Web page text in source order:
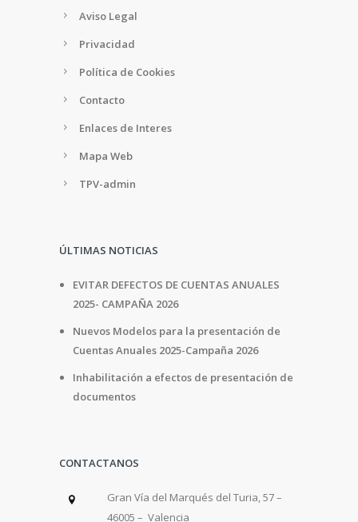
Aviso Legal
Privacidad
Política de Cookies
Contacto
Enlaces de Interes
Mapa Web
TPV-admin
ÚLTIMAS NOTICIAS
EVITAR DEFECTOS DE CUENTAS ANUALES
2025- CAMPAÑA 2026
Nuevos Modelos para la presentación de
Cuentas Anuales 2025-Campaña 2026
Inhabilitación a efectos de presentación de
documentos
CONTACTANOS
Gran Vía del Marqués del Turia, 57 –
46005 – Valencia